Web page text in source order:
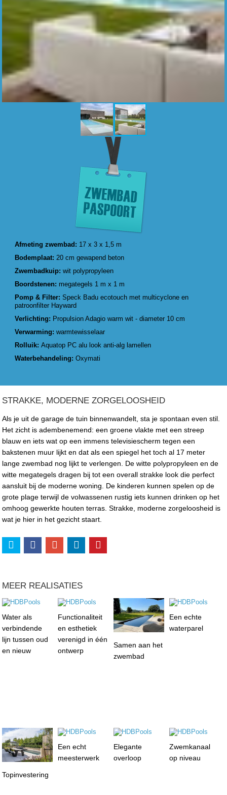
Afmeting zwembad: 17 x 3 x 1,5 m
Bodemplaat: 20 cm gewapend beton
Zwembadkuip:wit polypropyleen
Boordstenen: megategels 1 m x 1 m
Pomp & Filter:Speck Badu ecotouch met multicyclone en
patroonfilter Hayward
Verlichting: Propulsion Adagio warm wit - diameter 10 cm
Verwarming:warmtewisselaar
Rolluik:Aquatop PC alu look anti-alg lamellen
Waterbehandeling: Oxymati
STRAKKE, MODERNE ZORGELOOSHEID
Als je uit de garage de tuin binnenwandelt, sta je spontaan even stil.
Het zicht is adembenemend: een groene vlakte met een streep
blauw en iets wat op een immens televisiescherm tegen een
bakstenen muur lijkt en dat als een spiegel het toch al 17 meter
lange zwembad nog lijkt te verlengen. De witte polypropyleen en de
witte megategels dragen bij tot een overall strakke look die perfect
aansluit bij de moderne woning. De kinderen kunnen spelen op de
grote plage terwijl de volwassenen rustig iets kunnen drinken op het
omhoog gewerkte houten terras. Strakke, moderne zorgeloosheid is
wat je hier in het gezicht staart.
MEER REALISATIES
Water als
verbindende
lijn tussen oud
en nieuw
Functionaliteit
en esthetiek
verenigd in één
ontwerp
Samen aan het
zwembad
Een echte
waterparel
Topinvestering
Een echt
meesterwerk
Elegante
overloop
Zwemkanaal
op niveau